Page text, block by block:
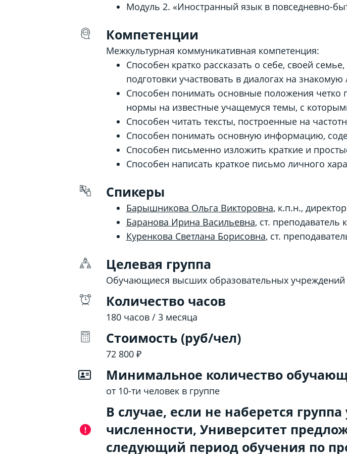
Модуль 2. «Иностранный язык в повседневно-
Компетенции
Межкультурная коммуникативная компетенция:
Способен кратко рассказать о себе, своей
подготовки участвовать в диалогах на
Способен понимать основные положения четко
нормы на известные учащемуся темы, с
Способен читать тексты, построенные на
Способен понимать основную информацию,
Способен письменно изложить краткие и
Способен написать краткое письмо личного
Спикеры
Барышникова Ольга Викторовна, к.п.н.,
Баранова Ирина Васильевна, ст.
Куренкова Светлана Борисовна, ст.
Целевая группа
Обучающиеся высших образовательных учреждений
Количество часов
180 часов / 3 месяца
Стоимость (руб/чел)
72 800 ₽
Минимальное количество
от 10-ти человек в группе
В случае, если не наберется
численности, Университет
следующий период обучения по